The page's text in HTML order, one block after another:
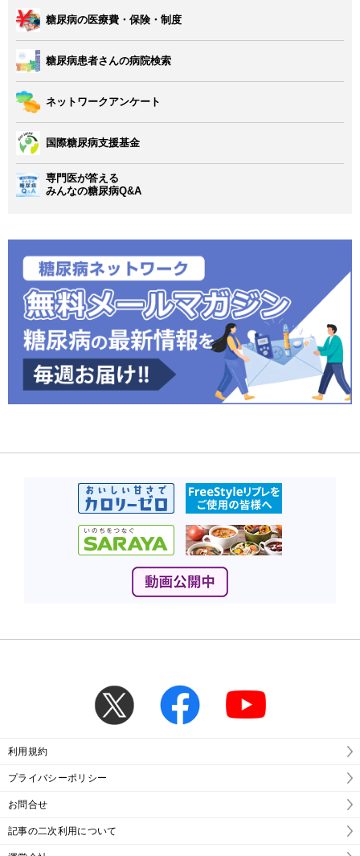
糖尿病の医療費・保険・制度
糖尿病患者さんの病院検索
ネットワークアンケート
国際糖尿病支援基金
専門医が答える
みんなの糖尿病Q&A
利用規約
プライバシーポリシー
お問合せ
記事の二次利用について